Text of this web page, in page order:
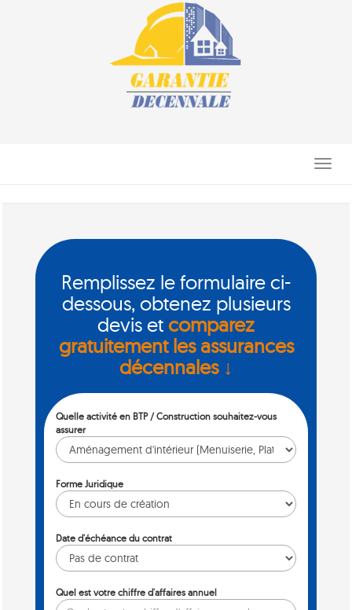
Toggle
Remplissez le formulaire ci-
dessous, obtenez plusieurs
devis etcomparez
gratuitement les assurances
décennales ↓
Quelle activité en BTP / Construction souhaitez-vous
assurer
Forme Juridique
Date d'échéance du contrat
Quel est votre chiffre d'affaires annuel